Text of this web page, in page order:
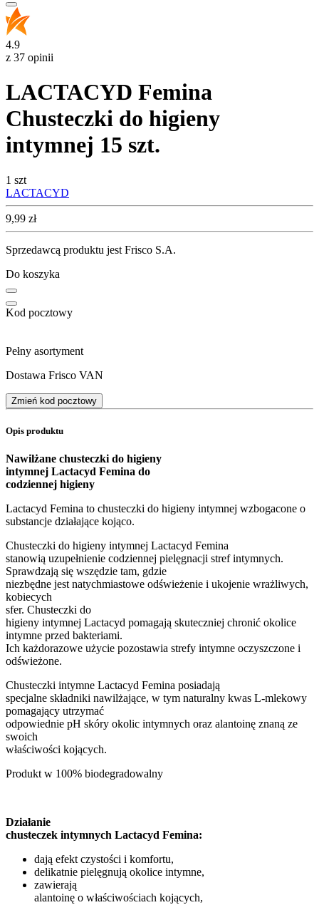
4.9
z 37 opinii
LACTACYD Femina
Chusteczki do higieny
intymnej 15 szt.
1 szt
LACTACYD
Cena
9,99 zł
Sprzedawcą produktu jest Frisco S.A.
Do koszyka
Kod pocztowy
Pełny asortyment
Dostawa Frisco VAN
Zmień kod pocztowy
Opis produktu
Nawilżane chusteczki do higieny
intymnej Lactacyd Femina do
codziennej higieny
Lactacyd Femina to chusteczki do higieny intymnej wzbogacone o
substancje działające kojąco.
Chusteczki do higieny intymnej Lactacyd Femina
stanowią uzupełnienie codziennej pielęgnacji stref intymnych.
Sprawdzają się wszędzie tam, gdzie
niezbędne jest natychmiastowe odświeżenie i ukojenie wrażliwych,
kobiecych
sfer. Chusteczki do
higieny intymnej Lactacyd pomagają skuteczniej chronić okolice
intymne przed bakteriami.
Ich każdorazowe użycie pozostawia strefy intymne oczyszczone i
odświeżone.
Chusteczki intymne Lactacyd Femina posiadają
specjalne składniki nawilżające, w tym naturalny kwas L-mlekowy
pomagający utrzymać
odpowiednie pH skóry okolic intymnych oraz alantoinę znaną ze
swoich
właściwości kojących.
Produkt w 100% biodegradowalny
Działanie
chusteczek intymnych Lactacyd Femina:
dają efekt czystości i komfortu,
delikatnie pielęgnują okolice intymne,
zawierają
alantoinę o właściwościach kojących,